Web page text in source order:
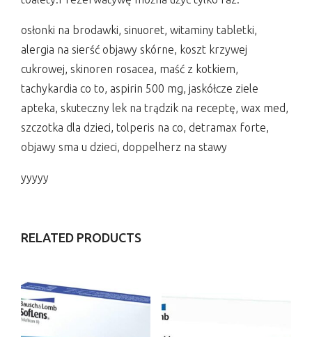
osłonki na brodawki, sinuoret, witaminy tabletki,
alergia na sierść objawy skórne, koszt krzywej
cukrowej, skinoren rosacea, maść z kotkiem,
tachykardia co to, aspirin 500 mg, jaskółcze ziele
apteka, skuteczny lek na trądzik na receptę, wax med,
szczotka dla dzieci, tolperis na co, detramax forte,
objawy sma u dzieci, doppelherz na stawy
yyyyy
RELATED PRODUCTS